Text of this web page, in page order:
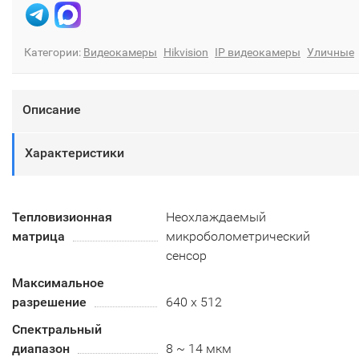
Категории: Видеокамеры Hikvision IP видеокамеры Уличные
Описание
Характеристики
Тепловизионная
матрица
Неохлаждаемый
микроболометрический
сенсор
Максимальное
разрешение
640 х 512
Спектральный
диапазон
8 ~ 14 мкм